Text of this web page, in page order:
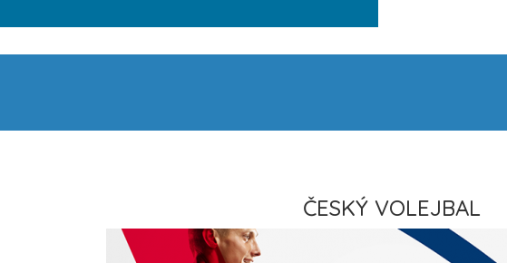
ČESKÝ VOLEJBAL